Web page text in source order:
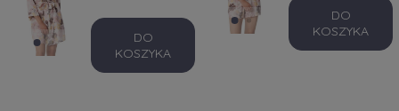
DO
KOSZYKA
DO
KOSZYKA